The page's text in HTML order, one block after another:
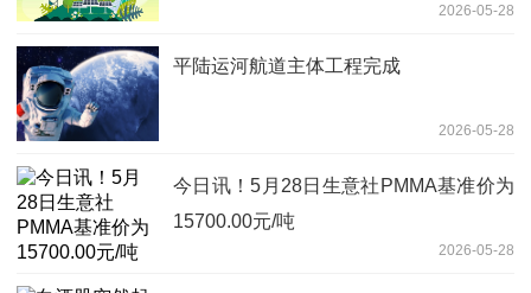
2026-05-28
平陆运河航道主体工程完成
2026-05-28
今日讯！5月28日生意社PMMA基准价为
15700.00元/吨
2026-05-28